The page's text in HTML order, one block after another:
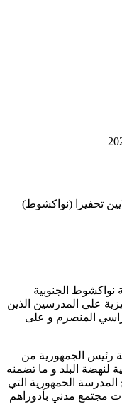
(نواكشوط) النائب المختار ولد أخليفه يوزع جوائز بالملايين تحفيزا
نواكشوط الجنوبية
على المدرسين الذين
المنصرم و على
رئيس الجمهورية من
لنهضة البلد و ما تضمنه
المدرسة الحمهورية التي
مجتمع مدني بأدوراهم